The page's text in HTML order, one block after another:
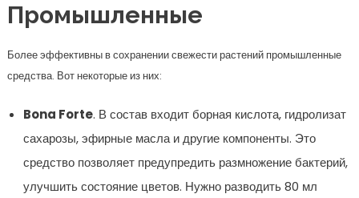
Промышленные
Более эффективны в сохранении свежести растений промышленные
средства. Вот некоторые из них:
Bona Forte. В состав входит борная кислота, гидролизат
сахарозы, эфирные масла и другие компоненты. Это
средство позволяет предупредить размножение бактерий,
улучшить состояние цветов. Нужно разводить 80 мл